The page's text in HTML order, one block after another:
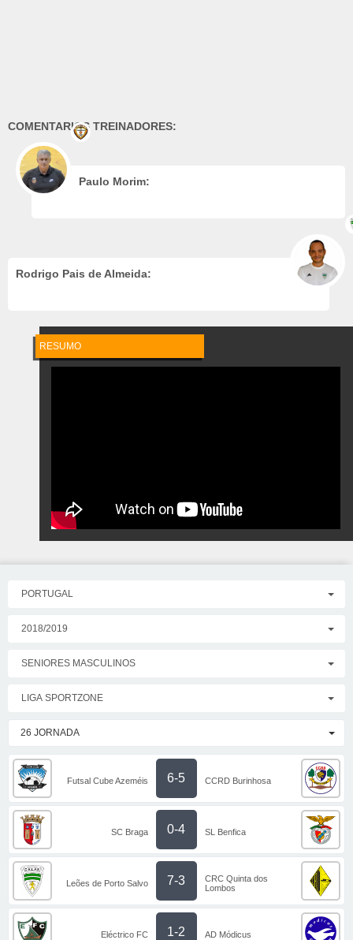
COMENTARIOS TREINADORES:
Paulo Morim:
Rodrigo Pais de Almeida:
RESUMO
PORTUGAL
2018/2019
SENIORES MASCULINOS
LIGA SPORTZONE
26 JORNADA
Futsal Cube Azeméis 6-5 CCRD Burinhosa
SC Braga 0-4 SL Benfica
Leões de Porto Salvo 7-3
CRC Quinta dos
Lombos
Eléctrico FC 1-2 AD Módicus